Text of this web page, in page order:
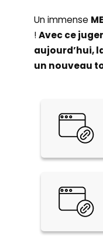
Un immense
!Avec ce
aujourd’hui,
un nouveau